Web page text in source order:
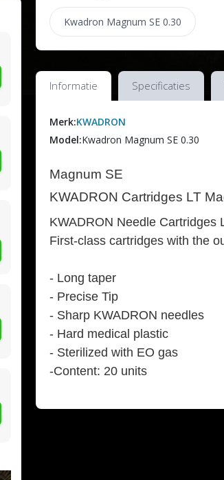
Kwadron Magnum SE 0.30
Informatie Specificaties
Merk:KWADRON
Model:Kwadron Magnum SE 0.30
Magnum SE
KWADRON Cartridges LT
KWADRON Needle Cartridges
First-class cartridges with the
- Long taper
- Precise Tip
- Sharp KWADRON needles
- Hard medical plastic
- Sterilized with EO gas
-Content: 20 units